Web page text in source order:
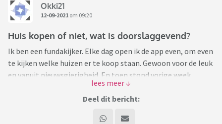
Okki21
12-09-2021 om 09:20
Huis kopen of niet, wat is doorslaggevend?
Ik ben een fundakijker. Elke dag open ik de app even, om even
te kijken welke huizen er te koop staan. Gewoon voor de leuk
en vanuit nieuwsgierigheid. En toen stond vorige week
opeens een woning op Funda die onze aandacht trok... En we
gaan deze binnenkort bezichtigen! Helemaal niet bezig met
Deel dit bericht: